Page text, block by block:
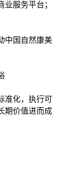
服务平台；
中国自然康美
准化，执行可
期价值进而成